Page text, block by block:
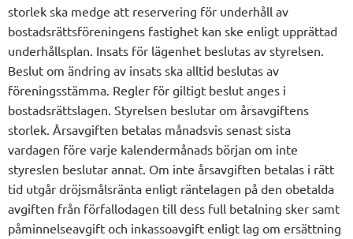
storlek ska medge att reservering för underhåll av
bostadsrättsföreningens fastighet kan ske enligt upprättad
underhållsplan. Insats för lägenhet beslutas av styrelsen.
Beslut om ändring av insats ska alltid beslutas av
föreningsstämma. Regler för giltigt beslut anges i
bostadsrättslagen. Styrelsen beslutar om årsavgiftens
storlek. Årsavgiften betalas månadsvis senast sista
vardagen före varje kalendermånads början om inte
styreslen beslutar annat. Om inte årsavgiften betalas i rätt
tid utgår dröjsmålsränta enligt räntelagen på den obetalda
avgiften från förfallodagen till dess full betalning sker samt
påminnelseavgift och inkassoavgift enligt lag om ersättning